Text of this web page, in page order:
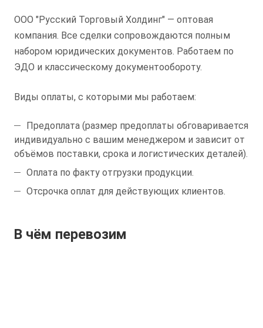
ООО "Русский Торговый Холдинг" — оптовая
компания. Все сделки сопровождаются полным
набором юридических документов. Работаем по
ЭДО и классическому документообороту.
Виды оплаты, с которыми мы работаем:
Предоплата (размер предоплаты обговаривается
индивидуально с вашим менеджером и зависит от
объёмов поставки, срока и логистических деталей).
Оплата по факту отгрузки продукции.
Отсрочка оплат для действующих клиентов.
В чём перевозим